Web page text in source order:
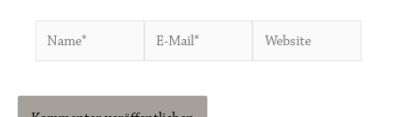
Name*
Mail*
Website